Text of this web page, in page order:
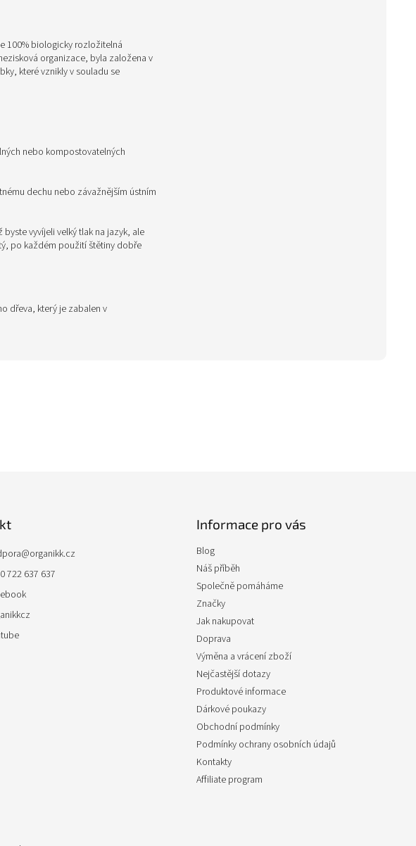
100% biologicky rozložitelná
organizace, byla založena v
které vznikly v souladu se
nebo kompostovatelných
dechu nebo závažnějším ústním
vyvíjeli velký tlak na jazyk, ale
po každém použití štětiny dobře
dřeva, který je zabalen v
@organikk.cz
722 637 637
Informace pro vás
Blog
Náš příběh
Společně pomáháme
Značky
Jak nakupovat
Doprava
Výměna a vrácení zboží
Nejčastější dotazy
Produktové informace
Dárkové poukazy
Obchodní podmínky
Podmínky ochrany osobních údajů
Kontakty
Affiliate program